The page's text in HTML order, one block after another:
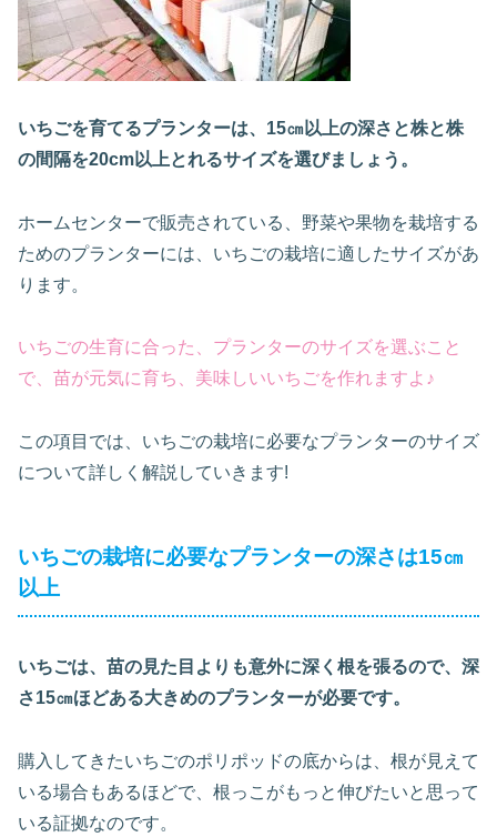
いちごを育てるプランターは、15㎝以上の深さと株と株
の間隔を20cm以上とれるサイズを選びましょう。
ホームセンターで販売されている、野菜や果物を栽培する
ためのプランターには、いちごの栽培に適したサイズがあ
ります。
いちごの生育に合った、プランターのサイズを選ぶこと
で、苗が元気に育ち、美味しいいちごを作れますよ♪
この項目では、いちごの栽培に必要なプランターのサイズ
について詳しく解説していきます!
いちごの栽培に必要なプランターの深さは15㎝
以上
いちごは、苗の見た目よりも意外に深く根を張るので、深
さ15㎝ほどある大きめのプランターが必要です。
購入してきたいちごのポリポッドの底からは、根が見えて
いる場合もあるほどで、根っこがもっと伸びたいと思って
いる証拠なのです。